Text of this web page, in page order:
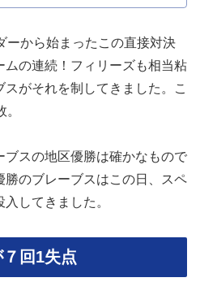
から始まったこの直接対決
ムの連続！フィリーズも相当粘
がそれを制してきました。こ
スの地区優勝は確かなもので
勝のブレーブスはこの日、スペ
してきました。
回1失点